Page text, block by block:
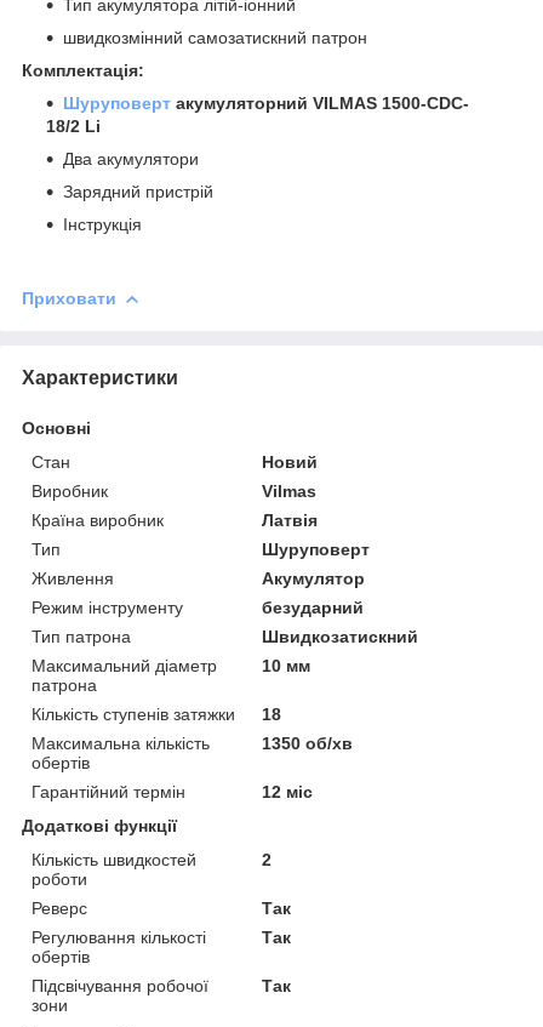
Тип акумулятора літій-іонний
швидкозмінний самозатискний патрон
Комплектація:
Шуруповерт акумуляторний VILMAS 1500-CDC-
18/2 Li
Два акумулятори
Зарядний пристрій
Інструкція
Приховати
Характеристики
Основні
Стан
Новий
Виробник
Vilmas
Країна виробник
Латвія
Тип
Шуруповерт
Живлення
Акумулятор
Режим інструменту
безударний
Тип патрона
Швидкозатискний
Максимальний діаметр
патрона
10 мм
Кількість ступенів затяжки
18
Максимальна кількість
обертів
1350 об/хв
Гарантійний термін
12 міс
Додаткові функції
Кількість швидкостей
роботи
2
Реверс
Так
Регулювання кількості
обертів
Так
Підсвічування робочої
зони
Так